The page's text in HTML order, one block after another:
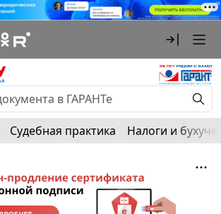
Судебная практика Налоги и